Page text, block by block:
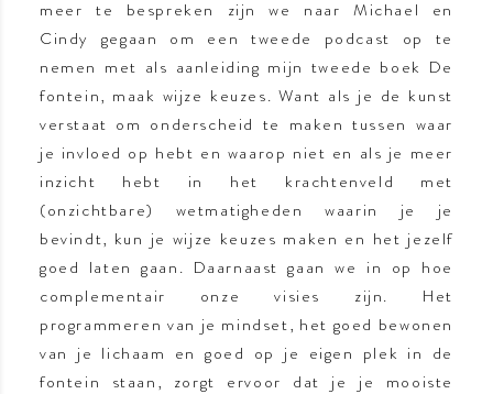
meer te bespreken zijn we naar Michael en
Cindy gegaan om een tweede podcast op te
nemen met als aanleiding mijn tweede boek De
fontein, maak wijze keuzes. Want als je de kunst
verstaat om onderscheid te maken tussen waar
je invloed op hebt en waarop niet en als je meer
inzicht hebt in het krachtenveld met
(onzichtbare) wetmatigheden waarin je je
bevindt, kun je wijze keuzes maken en het jezelf
goed laten gaan. Daarnaast gaan we in op hoe
complementair onze visies zijn. Het
programmeren van je mindset, het goed bewonen
van je lichaam en goed op je eigen plek in de
fontein staan, zorgt ervoor dat je je mooiste